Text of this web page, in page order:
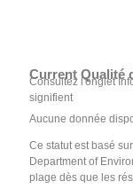
Current Qualité
Consultez l'onglet
signifient
Aucune donnée
Ce statut est basé
Department of
plage dès que les